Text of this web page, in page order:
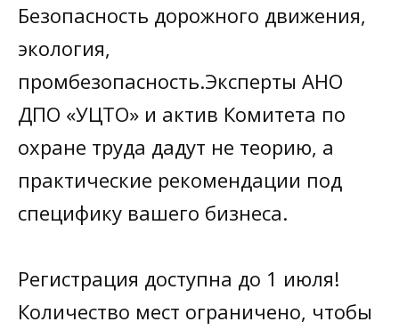
Безопасность дорожного движения,
экология,
промбезопасность.Эксперты АНО
ДПО «УЦТО» и актив Комитета по
охране труда дадут не теорию, а
практические рекомендации под
специфику вашего бизнеса.
Регистрация доступна до 1 июля!
Количество мест ограничено, чтобы